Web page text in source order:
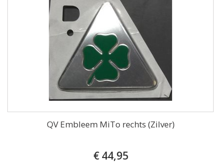
QV Embleem MiTo rechts (Zilver)
€ 44,95